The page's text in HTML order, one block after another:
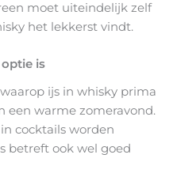
moet uiteindelijk zelf
het lekkerst vindt.
is
ijs in whisky prima
een warme zomeravond.
cocktails worden
betreft ook wel goed